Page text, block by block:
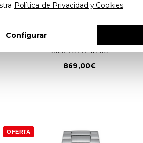
Certina DS Action Lady Powermatic 80
C032.207.22.116.00
869,00€
OFERTA
Política de Privacidad y Cookies.
Configurar